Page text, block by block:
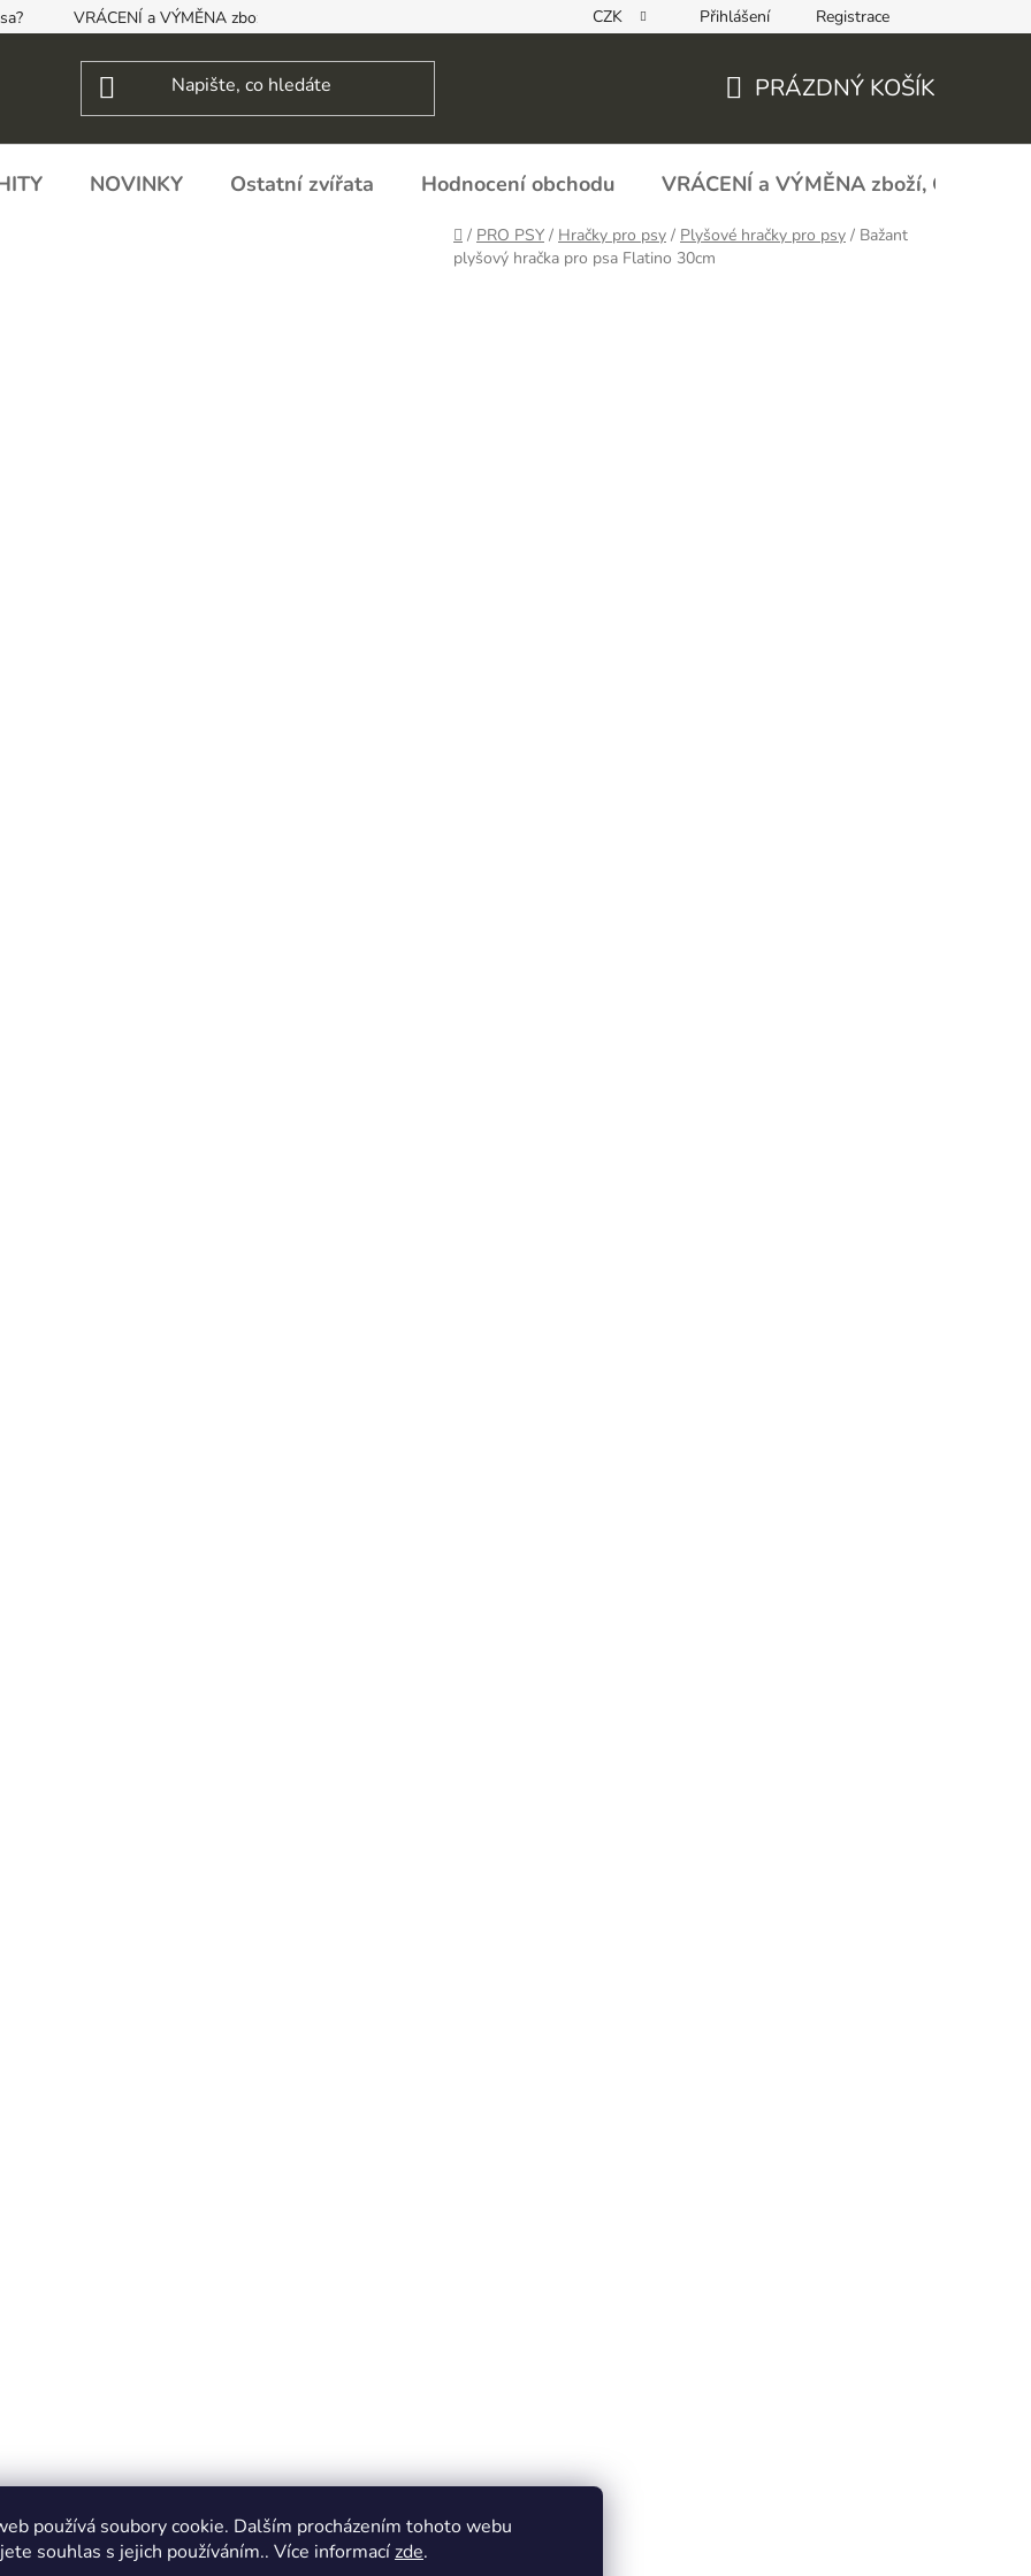
používá soubory cookie. Dalším procházením tohoto webu
souhlas s jejich používáním.. Více informacízde.
VRÁCENÍ a VÝMĚNA zboží, ODSTOUPENÍ OD SMLOUVY REKLAMAČNÍ FORMULÁŘ - zboží s vadou
CZK Přihlášení Registrace
KOŠÍK
PRÁZDNÝ KOŠÍK
NOVINKY Ostatní zvířata Hodnocení obchodu VRÁCENÍ a VÝMĚNA zboží,
Domů
/ PRO PSY / Hračky pro psy / Plyšové hračky pro psy / Bažant
plyšový hračka pro psa Flatino 30cm